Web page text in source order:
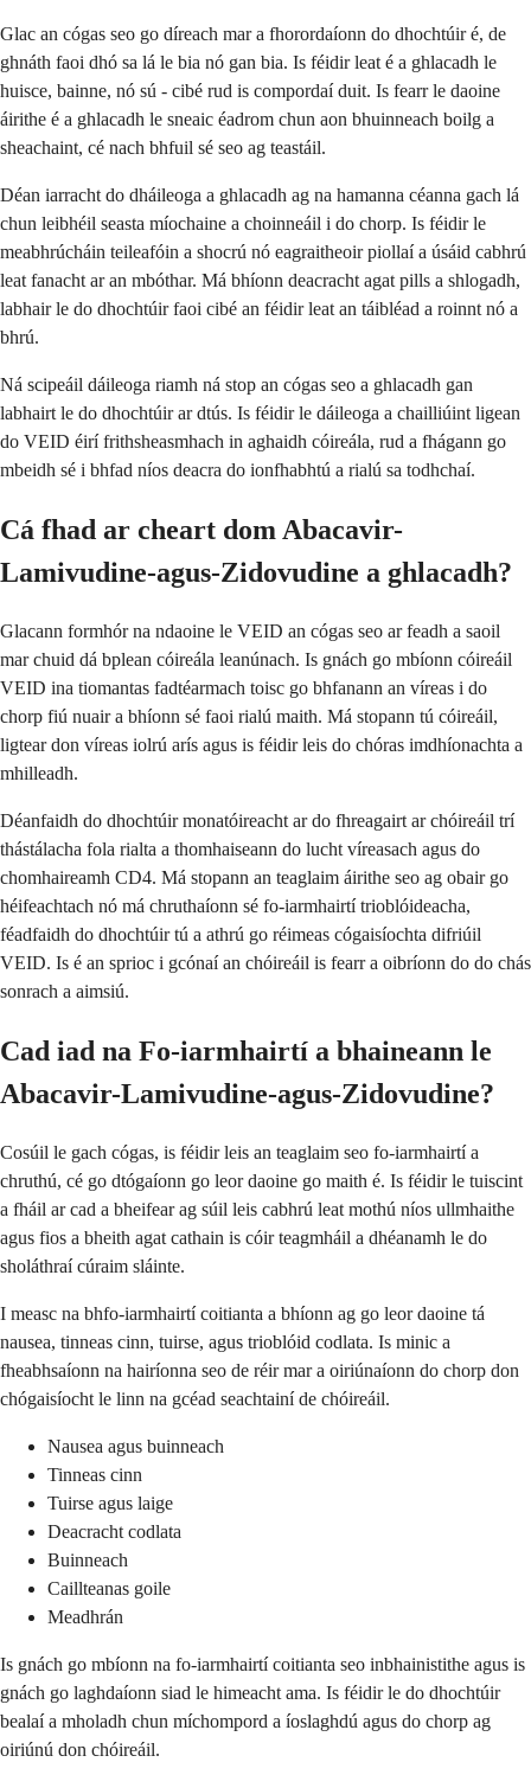
Glac an cógas seo go díreach mar a fhorordaíonn do dhochtúir é, de
ghnáth faoi dhó sa lá le bia nó gan bia. Is féidir leat é a ghlacadh le
huisce, bainne, nó sú - cibé rud is compordaí duit. Is fearr le daoine
áirithe é a ghlacadh le sneaic éadrom chun aon bhuinneach boilg a
sheachaint, cé nach bhfuil sé seo ag teastáil.
Déan iarracht do dháileoga a ghlacadh ag na hamanna céanna gach lá
chun leibhéil seasta míochaine a choinneáil i do chorp. Is féidir le
meabhrúcháin teileafóin a shocrú nó eagraitheoir piollaí a úsáid cabhrú
leat fanacht ar an mbóthar. Má bhíonn deacracht agat pills a shlogadh,
labhair le do dhochtúir faoi cibé an féidir leat an táibléad a roinnt nó a
bhrú.
Ná scipeáil dáileoga riamh ná stop an cógas seo a ghlacadh gan
labhairt le do dhochtúir ar dtús. Is féidir le dáileoga a chailliúint ligean
do VEID éirí frithsheasmhach in aghaidh cóireála, rud a fhágann go
mbeidh sé i bhfad níos deacra do ionfhabhtú a rialú sa todhchaí.
Cá fhad ar cheart dom Abacavir-
Lamivudine-agus-Zidovudine a ghlacadh?
Glacann formhór na ndaoine le VEID an cógas seo ar feadh a saoil
mar chuid dá bplean cóireála leanúnach. Is gnách go mbíonn cóireáil
VEID ina tiomantas fadtéarmach toisc go bhfanann an víreas i do
chorp fiú nuair a bhíonn sé faoi rialú maith. Má stopann tú cóireáil,
ligtear don víreas iolrú arís agus is féidir leis do chóras imdhíonachta a
mhilleadh.
Déanfaidh do dhochtúir monatóireacht ar do fhreagairt ar chóireáil trí
thástálacha fola rialta a thomhaiseann do lucht víreasach agus do
chomhaireamh CD4. Má stopann an teaglaim áirithe seo ag obair go
héifeachtach nó má chruthaíonn sé fo-iarmhairtí trioblóideacha,
féadfaidh do dhochtúir tú a athrú go réimeas cógaisíochta difriúil
VEID. Is é an sprioc i gcónaí an chóireáil is fearr a oibríonn do do chás
sonrach a aimsiú.
Cad iad na Fo-iarmhairtí a bhaineann le
Abacavir-Lamivudine-agus-Zidovudine?
Cosúil le gach cógas, is féidir leis an teaglaim seo fo-iarmhairtí a
chruthú, cé go dtógaíonn go leor daoine go maith é. Is féidir le tuiscint
a fháil ar cad a bheifear ag súil leis cabhrú leat mothú níos ullmhaithe
agus fios a bheith agat cathain is cóir teagmháil a dhéanamh le do
sholáthraí cúraim sláinte.
I measc na bhfo-iarmhairtí coitianta a bhíonn ag go leor daoine tá
nausea, tinneas cinn, tuirse, agus trioblóid codlata. Is minic a
fheabhsaíonn na hairíonna seo de réir mar a oiriúnaíonn do chorp don
chógaisíocht le linn na gcéad seachtainí de chóireáil.
Nausea agus buinneach
Tinneas cinn
Tuirse agus laige
Deacracht codlata
Buinneach
Caillteanas goile
Meadhrán
Is gnách go mbíonn na fo-iarmhairtí coitianta seo inbhainistithe agus is
gnách go laghdaíonn siad le himeacht ama. Is féidir le do dhochtúir
bealaí a mholadh chun míchompord a íoslaghdú agus do chorp ag
oiriúnú don chóireáil.